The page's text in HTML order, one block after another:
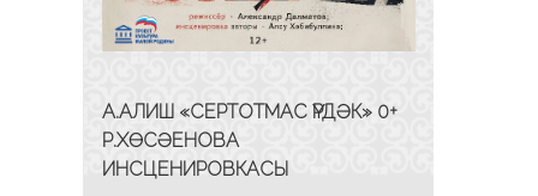
А.АЛИШ «СЕРТОТМАС ҮРДӘК» 0+
Р.ХӨСӘЕНОВА
ИНСЦЕНИРОВКАСЫ